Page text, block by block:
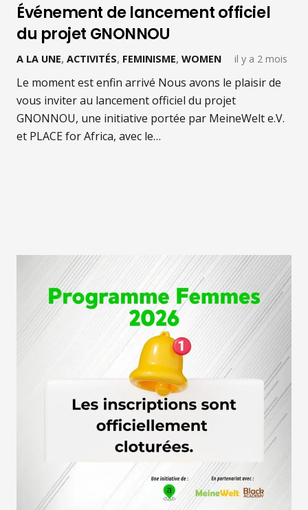
Événement de lancement officiel
du projet GNONNOU
A LA UNE, ACTIVITÉS, FEMINISME, WOMEN il y a 2 mois
Le moment est enfin arrivé Nous avons le plaisir de
vous inviter au lancement officiel du projet
GNONNOU, une initiative portée par MeineWelt e.V.
et PLACE for Africa, avec le…